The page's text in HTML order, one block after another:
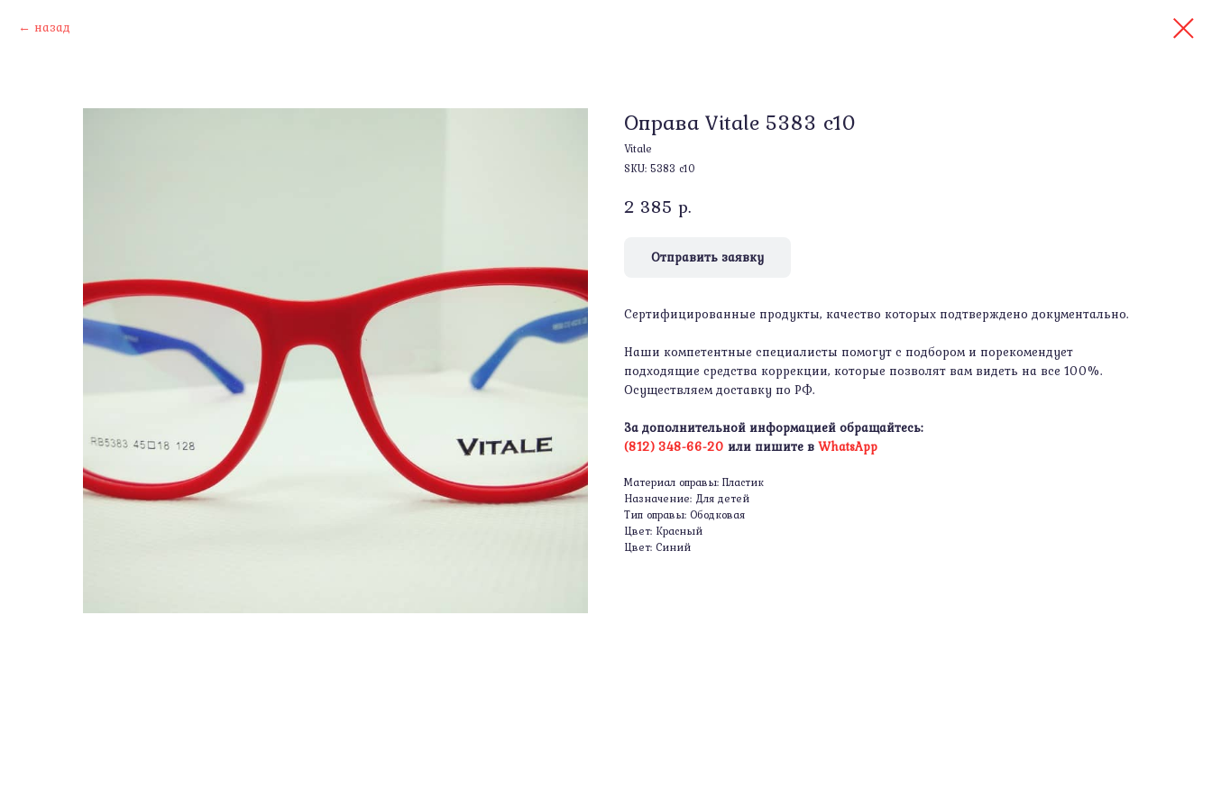
назад
Оправа Vitale 5383 c10
Vitale
SKU: 5383 c10
2 385 р.
Отправить заявку
Сертифицированные продукты, качество которых подтверждено документально.
Наши компетентные специалисты помогут с подбором и порекомендует
подходящие средства коррекции, которые позволят вам видеть на все 100%.
Осуществляем доставку по РФ.
За дополнительной информацией обращайтесь:
(812) 348-66-20 или пишите в WhatsApp
Материал оправы: Пластик
Назначение: Для детей
Тип оправы: Ободковая
Цвет: Красный
Цвет: Синий